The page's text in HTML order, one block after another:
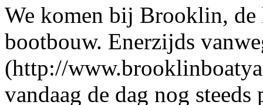
We komen bij Brooklin, de
bootbouw. Enerzijds
(http://
vandaag de dag nog